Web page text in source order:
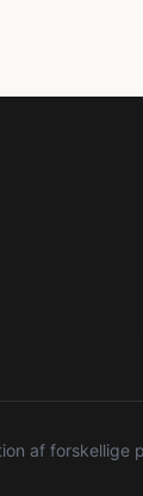
af